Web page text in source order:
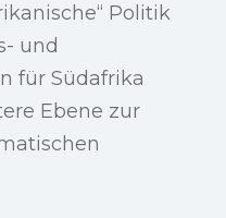
Politik
und
für Südafrika
Ebene zur